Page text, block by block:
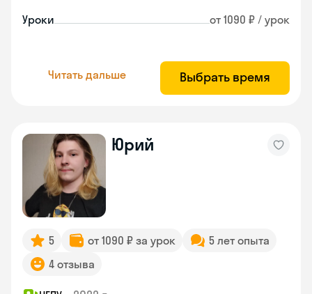
Уроки от 1090 ₽ / урок
Читать дальше Выбрать время
Юрий
5 от 1090 ₽ за урок
5 лет опыта
4 отзыва